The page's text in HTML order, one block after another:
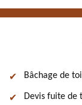
Bâchage de
Devis fuite de